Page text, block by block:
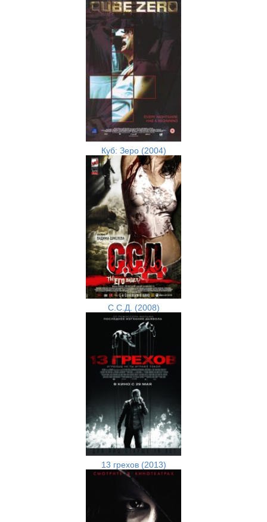
Куб: Зеро (2004)
С.С.Д. (2008)
13 грехов (2013)